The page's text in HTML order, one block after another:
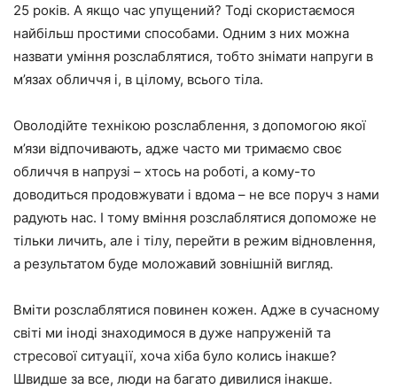
25 років. А якщо час упущений? Тоді скористаємося
найбільш простими способами. Одним з них можна
назвати уміння розслаблятися, тобто знімати напруги в
м’язах обличчя і, в цілому, всього тіла.
Оволодійте технікою розслаблення, з допомогою якої
м’язи відпочивають, адже часто ми тримаємо своє
обличчя в напрузі – хтось на роботі, а кому-то
доводиться продовжувати і вдома – не все поруч з нами
радують нас. І тому вміння розслаблятися допоможе не
тільки личить, але і тілу, перейти в режим відновлення,
а результатом буде моложавий зовнішній вигляд.
Вміти розслаблятися повинен кожен. Адже в сучасному
світі ми іноді знаходимося в дуже напруженій та
стресової ситуації, хоча хіба було колись інакше?
Швидше за все, люди на багато дивилися інакше.